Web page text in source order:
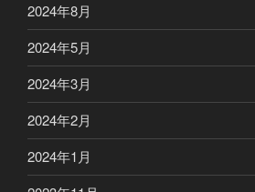
2024年8月
2024年5月
2024年3月
2024年2月
2024年1月